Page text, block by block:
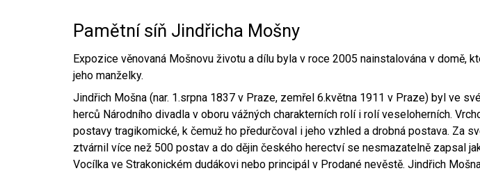
Pamětní síň Jindřicha Mošny
Expozice věnovaná Mošnovu životu a dílu byla v roce 2005 nainstalována v domě,
jeho manželky.
Jindřich Mošna (nar. 1.srpna 1837 v Praze, zemřel 6.května 1911 v Praze) byl ve
herců Národního divadla v oboru vážných charakterních rolí i rolí veseloherních.
postavy tragikomické, k čemuž ho předurčoval i jeho vzhled a drobná postava. Za
ztvárnil více než 500 postav a do dějin českého herectví se nesmazatelně zapsal
Vocílka ve Strakonickém dudákovi nebo principál v Prodané nevěstě. Jindřich